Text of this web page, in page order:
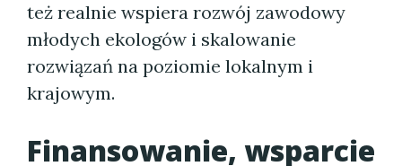
też realnie wspiera rozwój zawodowy
młodych ekologów i skalowanie
rozwiązań na poziomie lokalnym i
krajowym.
Finansowanie, wsparcie